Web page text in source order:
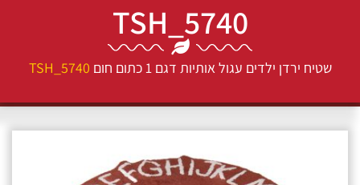
TSH_5740
שטיח ירדן ילדים עגול אותיות דגם 1 כתום חום TSH_5740